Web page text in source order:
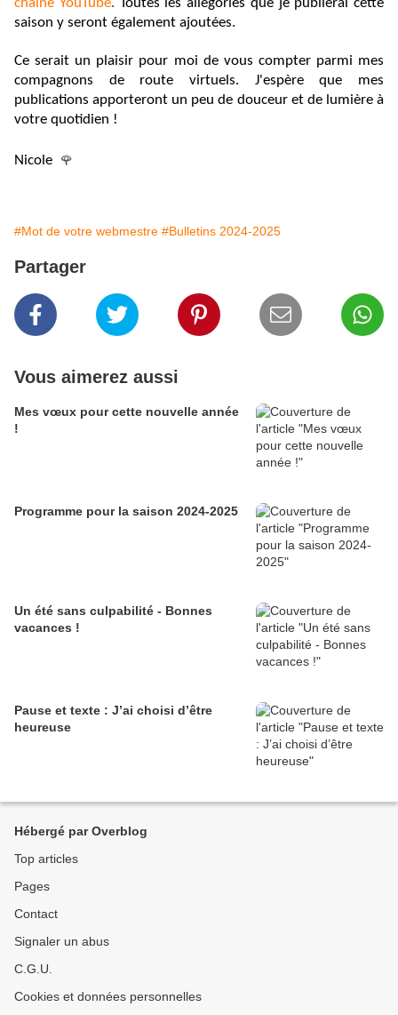
chaîne YouTube. Toutes les allégories que je publierai cette
saison y seront également ajoutées.
Ce serait un plaisir pour moi de vous compter parmi mes
compagnons de route virtuels. J'espère que mes
publications apporteront un peu de douceur et de lumière à
votre quotidien !
Nicole 🌹
#Mot de votre webmestre #Bulletins 2024-2025
Partager
Vous aimerez aussi
Mes vœux pour cette nouvelle année
!
Programme pour la saison 2024-2025
Un été sans culpabilité - Bonnes
vacances !
Pause et texte : J’ai choisi d’être
heureuse
Hébergé par Overblog
Top articles
Pages
Contact
Signaler un abus
C.G.U.
Cookies et données personnelles